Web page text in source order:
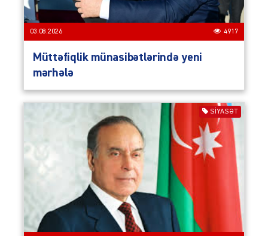
03.08.2026 4917
Müttəfiqlik münasibətlərində yeni
mərhələ
SIYASƏT